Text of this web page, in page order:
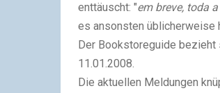
enttäuscht: "em breve, toda
es ansonsten üblicherweise
Der Bookstoreguide bezieht
11.01.2008.
Die aktuellen Meldungen